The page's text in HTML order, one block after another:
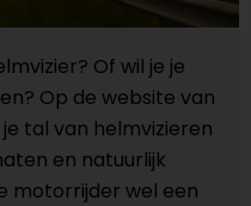
Of wil je je
Op de website van
tal van helmvizieren
en natuurlijk
motorrijder wel een